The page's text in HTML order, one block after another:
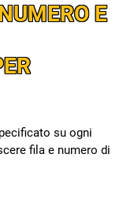
E
su ogni
fila e numero di